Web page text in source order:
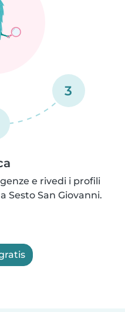
3
e rivedi i profili
San Giovanni.